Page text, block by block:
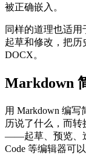
被正确嵌入。
同样的道理也适用
起草和修改，把历
DOCX。
Markdown
用 Markdown 编
历说了什么，而
——起草、预览、
Code 等编辑器可